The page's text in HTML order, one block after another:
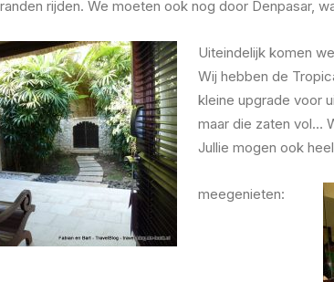
rijden. We moeten ook nog door Denpasar,
Uiteindelijk komen
Wij hebben de
kleine upgrade voor
maar die zaten vol…
Jullie mogen ook
meegenieten: